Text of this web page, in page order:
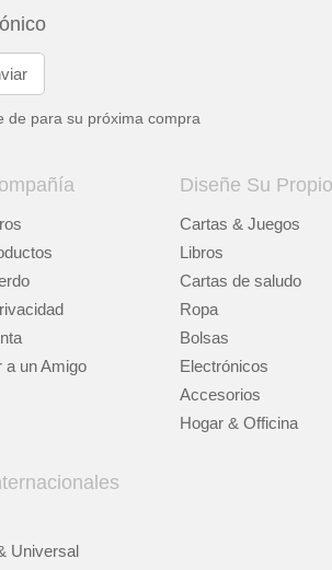
de para su próxima compra
a un Amigo
Diseñe Su
Cartas & Juegos
Libros
Cartas de saludo
Ropa
Bolsas
Electrónicos
Accesorios
Hogar & Officina
Universal